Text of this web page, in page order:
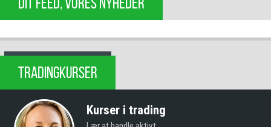
TRADINGKURSER
Kurser i trading